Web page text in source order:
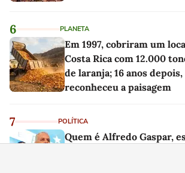
6 PLANETA
Em 1997, cobriram um
Costa Rica com 12.000
de laranja; 16 anos
reconheceu a paisagem
7 POLÍTICA
Quem é Alfredo Gaspar,